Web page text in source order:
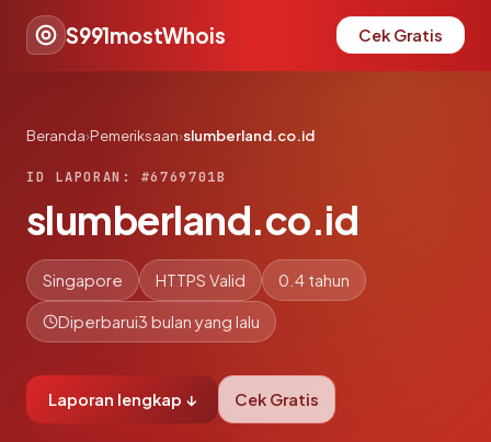
S991mostWhois Cek Gratis
Beranda›Pemeriksaan›slumberland.co.id
ID LAPORAN: #6769701B
slumberland.co.id
Singapore HTTPS Valid 0.4 tahun
Diperbarui3 bulan yang lalu
Laporan lengkap ↓ Cek Gratis